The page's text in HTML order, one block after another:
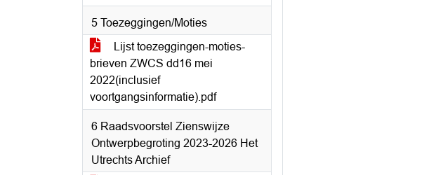
5 Toezeggingen/Moties
Lijst toezeggingen-moties-
brieven ZWCS dd16 mei
2022(inclusief
voortgangsinformatie).pdf
6 Raadsvoorstel Zienswijze
Ontwerpbegroting 2023-2026 Het
Utrechts Archief